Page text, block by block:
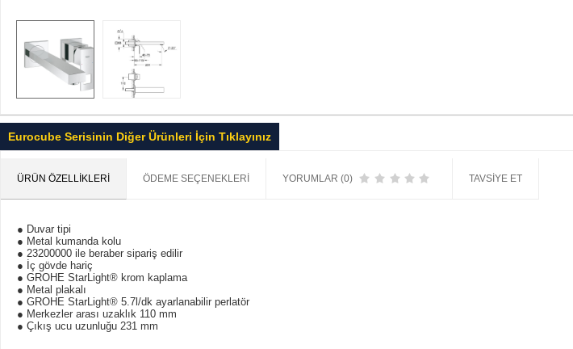
Eurocube Serisinin Diğer Ürünleri İçin Tıklayınız
ÜRÜN ÖZELLIKLERI ÖDEME SEÇENEKLERI YORUMLAR (0) TAVSIYE ET
● Duvar tipi
● Metal kumanda kolu
● 23200000 ile beraber sipariş edilir
● İç gövde hariç
● GROHE StarLight® krom kaplama
● Metal plakalı
● GROHE StarLight® 5.7l/dk ayarlanabilir perlatör
● Merkezler arası uzaklık 110 mm
● Çıkış ucu uzunluğu 231 mm